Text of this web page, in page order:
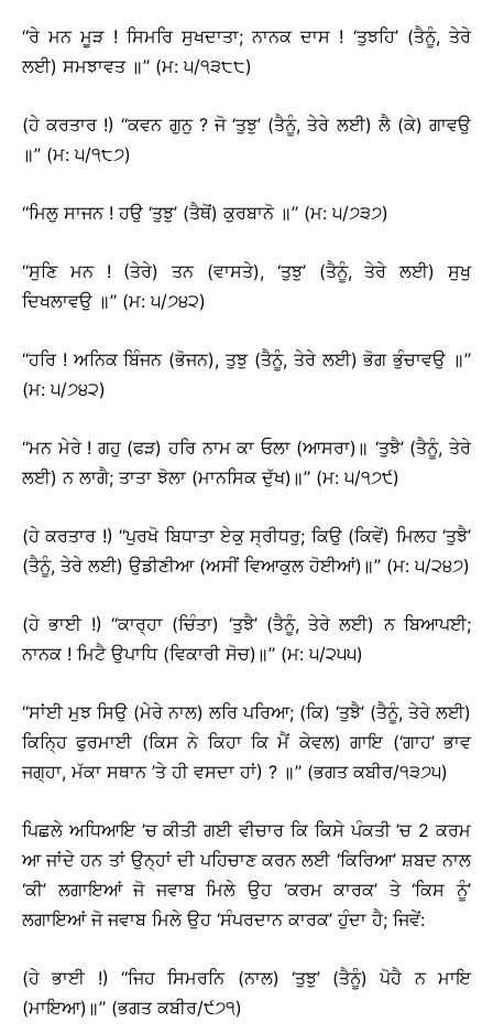
‘‘ਰੇ ਮਨ ਮੂੜ ! ਸਿਮਰਿ ਸੁਖਦਾਤਾ; ਨਾਨਕ ਦਾਸ ! ‘ਤੁਝਹਿ’ (ਤੈਨੂੰ, ਤੇਰੇ
ਲਈ) ਸਮਝਾਵਤ ॥’’ (ਮ: ੫/੧੩੮੮)
(ਹੇ ਕਰਤਾਰ !) ‘‘ਕਵਨ ਗੁਨੁ ? ਜੋ ‘ਤੁਝੁ’ (ਤੈਨੂੰ, ਤੇਰੇ ਲਈ) ਲੈ (ਕੇ) ਗਾਵਉ
॥’’ (ਮ: ੫/੧੮੭)
‘‘ਮਿਲੁ ਸਾਜਨ ! ਹਉ ‘ਤੁਝੁ’ (ਤੈਥੋਂ) ਕੁਰਬਾਨੋ ॥’’ (ਮ: ੫/੭੩੭)
‘‘ਸੁਣਿ ਮਨ ! (ਤੇਰੇ) ਤਨ (ਵਾਸਤੇ), ‘ਤੁਝੁ’ (ਤੈਨੂੰ, ਤੇਰੇ ਲਈ) ਸੁਖੁ
ਦਿਖਲਾਵਉ ॥’’ (ਮ: ੫/੭੪੨)
‘‘ਹਰਿ ! ਅਨਿਕ ਬਿੰਜਨ (ਭੋਜਨ), ਤੁਝੁ (ਤੈਨੂੰ, ਤੇਰੇ ਲਈ) ਭੋਗ ਭੁੰਚਾਵਉ ॥’’
(ਮ: ੫/੭੪੨)
‘‘ਮਨ ਮੇਰੇ ! ਗਹੁ (ਫੜ) ਹਰਿ ਨਾਮ ਕਾ ਓਲਾ (ਆਸਰਾ)॥ ‘ਤੁਝੈ’ (ਤੈਨੂੰ, ਤੇਰੇ
ਲਈ) ਨ ਲਾਗੈ; ਤਾਤਾ ਝੋਲਾ (ਮਾਨਸਿਕ ਦੁੱਖ)॥’’ (ਮ: ੫/੧੭੯)
(ਹੇ ਕਰਤਾਰ !) ‘‘ਪੁਰਖੋ ਬਿਧਾਤਾ ਏਕੁ ਸ੍ਰੀਧਰੁ; ਕਿਉ (ਕਿਵੇਂ) ਮਿਲਹ ‘ਤੁਝੈ’
(ਤੈਨੂੰ, ਤੇਰੇ ਲਈ) ਉਡੀਣੀਆ (ਅਸੀਂ ਵਿਆਕੁਲ ਹੋਈਆਂ)॥’’ (ਮ: ੫/੨੪੭)
(ਹੇ ਭਾਈ !) ‘‘ਕਾਰ੍ਹਾ (ਚਿੰਤਾ) ‘ਤੁਝੈ’ (ਤੈਨੂੰ, ਤੇਰੇ ਲਈ) ਨ ਬਿਆਪਈ;
ਨਾਨਕ ! ਮਿਟੈ ਉਪਾਧਿ (ਵਿਕਾਰੀ ਸੋਚ)॥’’ (ਮ: ੫/੨੫੫)
‘‘ਸਾਂਈ ਮੁਝ ਸਿਉ (ਮੇਰੇ ਨਾਲ) ਲਰਿ ਪਰਿਆ; (ਕਿ) ‘ਤੁਝੈ’ (ਤੈਨੂੰ, ਤੇਰੇ ਲਈ)
ਕਿਨ੍ਹਿ ਫੁਰਮਾਈ (ਕਿਸ ਨੇ ਕਿਹਾ ਕਿ ਮੈਂ ਕੇਵਲ) ਗਾਇ (‘ਗਾਹ’ ਭਾਵ
ਜਗ੍ਹਾ, ਮੱਕਾ ਸਥਾਨ ’ਤੇ ਹੀ ਵਸਦਾ ਹਾਂ) ? ॥’’ (ਭਗਤ ਕਬੀਰ/੧੩੭੫)
ਪਿਛਲੇ ਅਧਿਆਇ ’ਚ ਕੀਤੀ ਗਈ ਵੀਚਾਰ ਕਿ ਕਿਸੇ ਪੰਕਤੀ ’ਚ 2 ਕਰਮ
ਆ ਜਾਂਦੇ ਹਨ ਤਾਂ ਉਨ੍ਹਾਂ ਦੀ ਪਹਿਚਾਣ ਕਰਨ ਲਈ ‘ਕਿਰਿਆ’ ਸ਼ਬਦ ਨਾਲ
‘ਕੀ’ ਲਗਾਇਆਂ ਜੋ ਜਵਾਬ ਮਿਲੇ ਉਹ ‘ਕਰਮ ਕਾਰਕ’ ਤੇ ‘ਕਿਸ ਨੂੰ’
ਲਗਾਇਆਂ ਜੋ ਜਵਾਬ ਮਿਲੇ ਉਹ ‘ਸੰਪਰਦਾਨ ਕਾਰਕ’ ਹੁੰਦਾ ਹੈ; ਜਿਵੇਂ:
(ਹੇ ਭਾਈ !) ‘‘ਜਿਹ ਸਿਮਰਨਿ (ਨਾਲ) ‘ਤੁਝੁ’ (ਤੈਨੂੰ) ਪੋਹੈ ਨ ਮਾਇ
(ਮਾਇਆ)॥’’ (ਭਗਤ ਕਬੀਰ/੯੭੧)